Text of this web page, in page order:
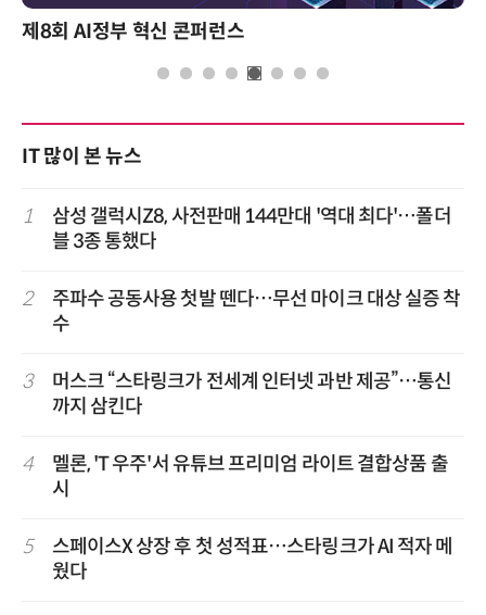
제8회 AI정부 혁신 콘퍼런스
IT 많이 본 뉴스
1
삼성 갤럭시Z8, 사전판매 144만대 '역대 최다'…폴더
블 3종 통했다
2
주파수 공동사용 첫발 뗀다…무선 마이크 대상 실증 착
수
3
머스크 “스타링크가 전세계 인터넷 과반 제공”…통신
까지 삼킨다
4
멜론, 'T 우주'서 유튜브 프리미엄 라이트 결합상품 출
시
5
스페이스X 상장 후 첫 성적표…스타링크가 AI 적자 메
웠다